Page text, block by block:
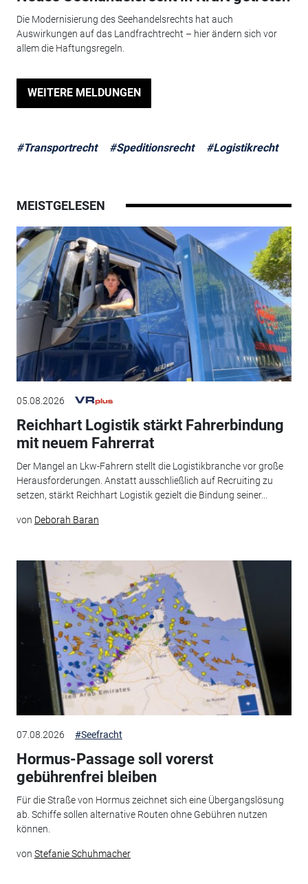
Die Modernisierung des Seehandelsrechts hat auch
Auswirkungen auf das Landfrachtrecht – hier ändern sich vor
allem die Haftungsregeln.
WEITERE MELDUNGEN
#Transportrecht #Speditionsrecht #Logistikrecht
MEISTGELESEN
05.08.2026
Reichhart Logistik stärkt Fahrerbindung
mit neuem Fahrerrat
Der Mangel an Lkw-Fahrern stellt die Logistikbranche vor große
Herausforderungen. Anstatt ausschließlich auf Recruiting zu
setzen, stärkt Reichhart Logistik gezielt die Bindung seiner...
von Deborah Baran
07.08.2026 #Seefracht
Hormus-Passage soll vorerst
gebührenfrei bleiben
Für die Straße von Hormus zeichnet sich eine Übergangslösung
ab. Schiffe sollen alternative Routen ohne Gebühren nutzen
können.
von Stefanie Schuhmacher